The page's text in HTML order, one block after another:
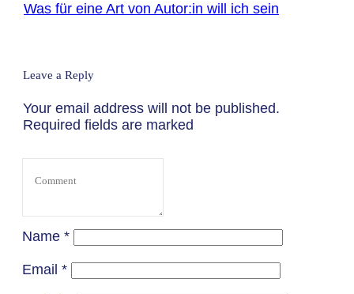
Was für eine Art von Autor:in will ich sein
Leave a Reply
Your email address will not be published.
Required fields are marked
Name *
Email *